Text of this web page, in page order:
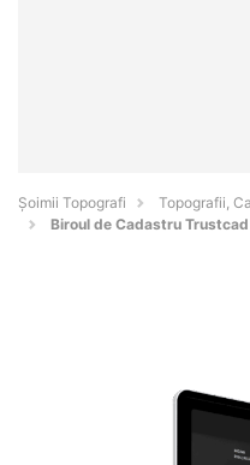
Șoimii Topografi
Topografii,
Biroul de Cadastru Trustcad